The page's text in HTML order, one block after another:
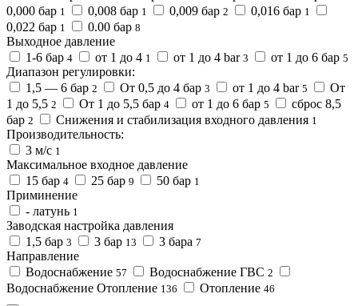
0,000 бар 1 0,008 бар 1 0,009 бар 2 0,016 бар 1
0,022 бар 1 0.00 бар 8
Выходное давление
1-6 бар 4 от 1 до 4 1 от 1 до 4 bar 3 от 1 до 6 бар 5
Диапазон регулировки:
1,5 ― 6 бар 2 От 0,5 до 4 бар 3 от 1 до 4 bar 5
От
1 до 5,5 2 От 1 до 5,5 бар 4 от 1 до 6 бар 5
сброс 8,5
бар 2 Снижения и стабилизация входного давления 1
Производительность:
3 м/с 1
Максимальное входное давление
15 бар 4 25 бар 9 50 бар 1
Приминение
- латунь 1
Заводская настройка давления
1,5 бар 3 3 бар 13 3 бара 7
Направление
Водоснабжение 57 Водоснабжение ГВС 2
Водоснабжение Отопление 136 Отопление 46